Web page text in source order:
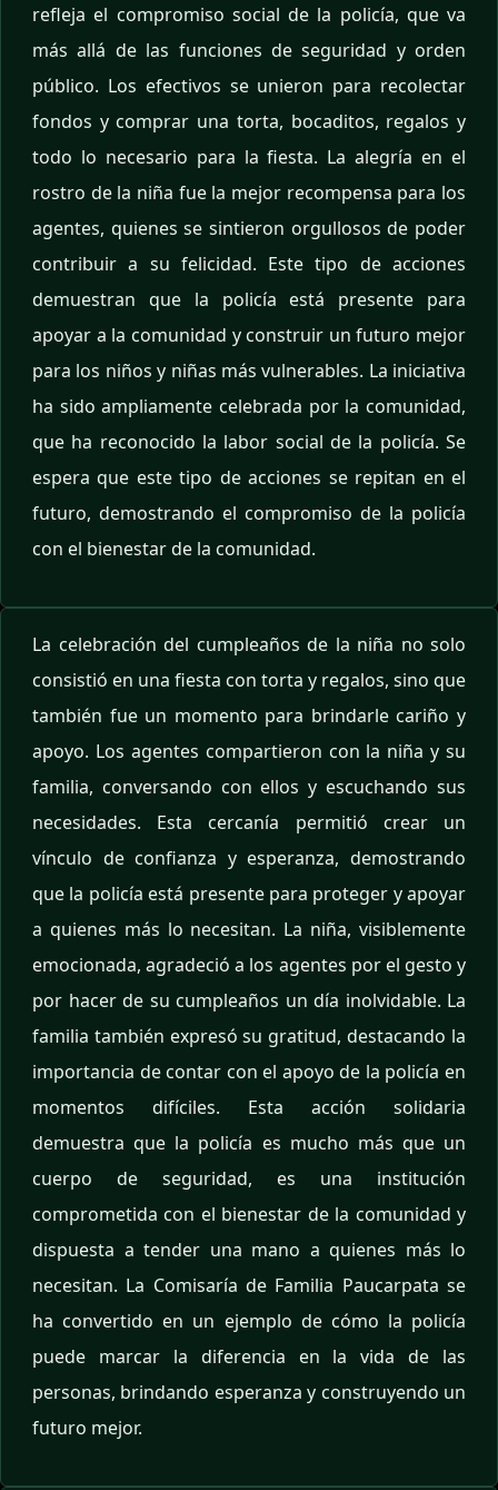
refleja el compromiso social de la policía, que va
más allá de las funciones de seguridad y orden
público. Los efectivos se unieron para recolectar
fondos y comprar una torta, bocaditos, regalos y
todo lo necesario para la fiesta. La alegría en el
rostro de la niña fue la mejor recompensa para los
agentes, quienes se sintieron orgullosos de poder
contribuir a su felicidad. Este tipo de acciones
demuestran que la policía está presente para
apoyar a la comunidad y construir un futuro mejor
para los niños y niñas más vulnerables. La iniciativa
ha sido ampliamente celebrada por la comunidad,
que ha reconocido la labor social de la policía. Se
espera que este tipo de acciones se repitan en el
futuro, demostrando el compromiso de la policía
con el bienestar de la comunidad.
La celebración del cumpleaños de la niña no solo
consistió en una fiesta con torta y regalos, sino que
también fue un momento para brindarle cariño y
apoyo. Los agentes compartieron con la niña y su
familia, conversando con ellos y escuchando sus
necesidades. Esta cercanía permitió crear un
vínculo de confianza y esperanza, demostrando
que la policía está presente para proteger y apoyar
a quienes más lo necesitan. La niña, visiblemente
emocionada, agradeció a los agentes por el gesto y
por hacer de su cumpleaños un día inolvidable. La
familia también expresó su gratitud, destacando la
importancia de contar con el apoyo de la policía en
momentos difíciles. Esta acción solidaria
demuestra que la policía es mucho más que un
cuerpo de seguridad, es una institución
comprometida con el bienestar de la comunidad y
dispuesta a tender una mano a quienes más lo
necesitan. La Comisaría de Familia Paucarpata se
ha convertido en un ejemplo de cómo la policía
puede marcar la diferencia en la vida de las
personas, brindando esperanza y construyendo un
futuro mejor.